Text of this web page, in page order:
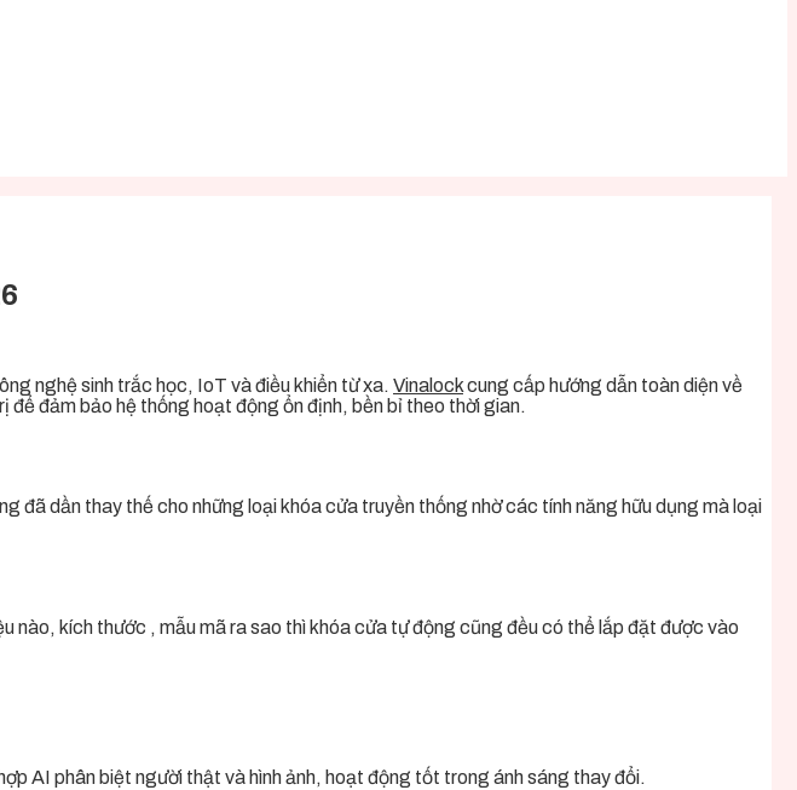
nghệ sinh trắc học, IoT và điều khiển từ xa. Vinalockcung cấp hướng dẫn toàn diện về
đảm bảo hệ thống hoạt động ổn định, bền bỉ theo thời gian.
đã dần thay thế cho những loại khóa cửa truyền thống nhờ các tính năng hữu dụng mà loại
nào, kích thước , mẫu mã ra sao thì khóa cửa tự động cũng đều có thể lắp đặt được vào
AI phân biệt người thật và hình ảnh, hoạt động tốt trong ánh sáng thay đổi.